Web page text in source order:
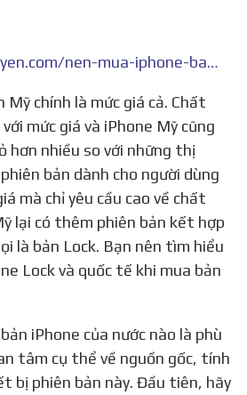
https://thattruyen.com/nen-mua-iphone-ban-my-hay-viet-nam
mức giá và iPhone Mỹ cũng
hơn nhiều so với những thị
bản dành cho người dùng
mà chỉ yêu cầu cao về chất
lại có thêm phiên bản kết hợp
là bản Lock. Bạn nên tìm hiểu
Lock và quốc tế khi mua bản
tâm cụ thể về nguồn gốc, tính
bị phiên bản này. Đầu tiên, hãy